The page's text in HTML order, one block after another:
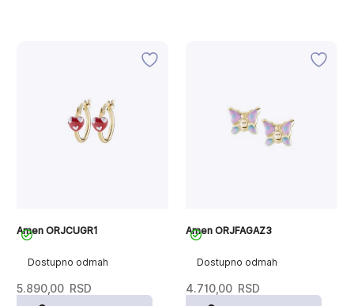
Dostupno odmah
Amen ORJCUGR1
5.890,00 RSD
Dostupno odmah
Amen ORJFAGAZ3
4.710,00 RSD